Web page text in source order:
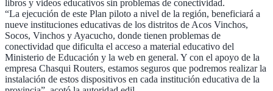
libros y videos educativos sin problemas de conectividad.
“La ejecución de este Plan piloto a nivel de la región, beneficiará a
nueve instituciones educativas de los distritos de Acos Vinchos,
Socos, Vinchos y Ayacucho, donde tienen problemas de
conectividad que dificulta el acceso a material educativo del
Ministerio de Educación y la web en general. Y con el apoyo de la
empresa Chasqui Routers, estamos seguros que podremos realizar la
instalación de estos dispositivos en cada institución educativa de la